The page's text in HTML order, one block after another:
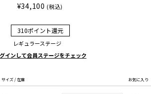
¥34,100 (税込)
310ポイント還元
レギュラーステージ
インして会員ステージをチェック
サイズ / 在庫 お気に入り